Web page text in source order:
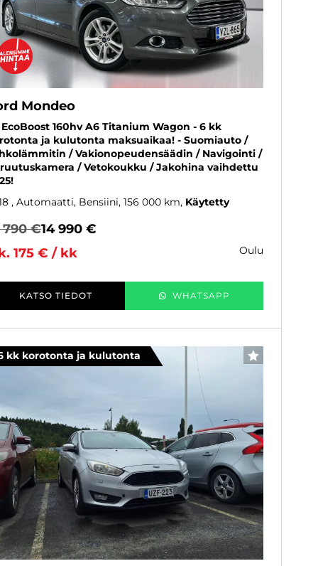
Mondeo
EcoBoost 160hv A6 Titanium Wagon - 6 kk
ja kulutonta maksuaikaa! - Suomiauto /
/ Vakionopeudensäädin / Navigointi /
/ Vetokoukku / Jakohina vaihdettu
, Automaatti, Bensiini, 156 000 km Käytetty
790 €14 990 €
175 € / kk
oulu
KATSO TIEDOT WHATSAPP
kk korotonta ja kulutonta SUOSIKKI